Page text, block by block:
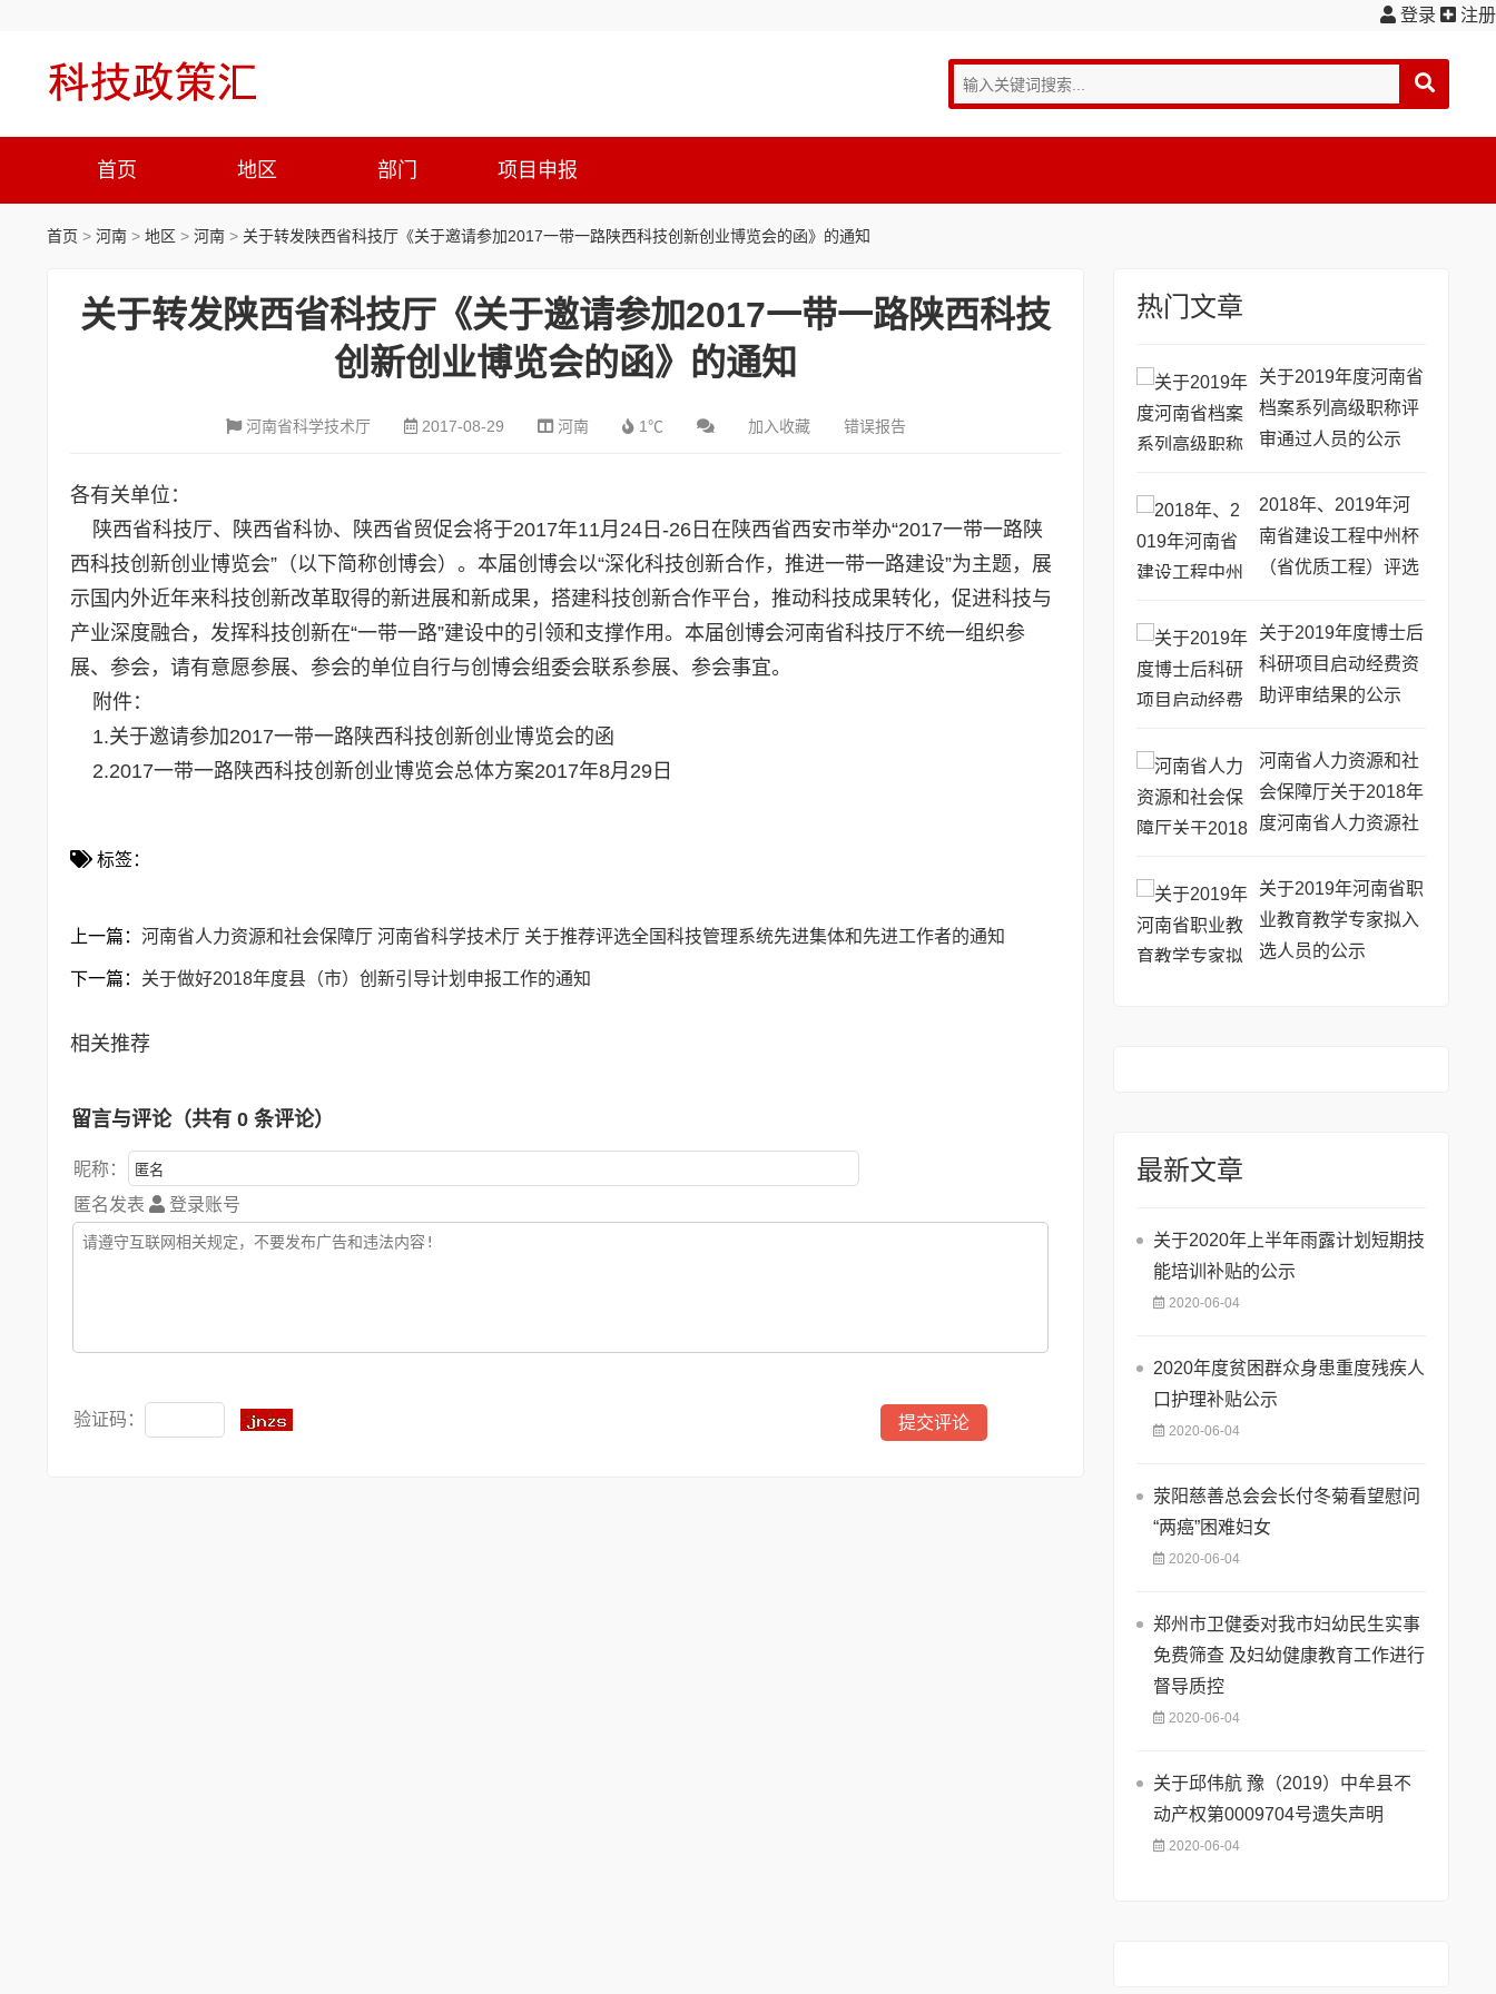
登录 注册
首页 地区 部门 项目申报
首页 > 河南 > 地区 > 河南 > 关于转发陕西省科技厅《关于邀请参加2017一带一路陕西科技创新创业博览会的函》的通知
关于转发陕西省科技厅《关于邀请参加2017一带一路陕西科技
创新创业博览会的函》的通知
河南省科学技术厅 2017-08-29 河南 1℃ 加入收藏 错误报告
各有关单位：
陕西省科技厅、陕西省科协、陕西省贸促会将于2017年11月24日-26日在陕西省西安市举办“2017一带一路陕
西科技创新创业博览会”（以下简称创博会）。本届创博会以“深化科技创新合作，推进一带一路建设”为主题，展
示国内外近年来科技创新改革取得的新进展和新成果，搭建科技创新合作平台，推动科技成果转化，促进科技与
产业深度融合，发挥科技创新在“一带一路”建设中的引领和支撑作用。本届创博会河南省科技厅不统一组织参
展、参会，请有意愿参展、参会的单位自行与创博会组委会联系参展、参会事宜。
附件：
1.关于邀请参加2017一带一路陕西科技创新创业博览会的函
2.2017一带一路陕西科技创新创业博览会总体方案2017年8月29日
标签：
上一篇： 河南省人力资源和社会保障厅 河南省科学技术厅 关于推荐评选全国科技管理系统先进集体和先进工作者的通知
下一篇： 关于做好2018年度县（市）创新引导计划申报工作的通知
相关推荐
留言与评论（共有 0 条评论）
昵称：
匿名发表
登录账号
验证码：
热门文章
关于2019年度河南省
档案系列高级职称评
审通过人员的公示
2018年、2019年河
南省建设工程中州杯
（省优质工程）评选
关于2019年度博士后
科研项目启动经费资
助评审结果的公示
河南省人力资源和社
会保障厅关于2018年
度河南省人力资源社
的通报
关于2019年河南省职
业教育教学专家拟入
选人员的公示
最新文章
关于2020年上半年雨露计划短期技
能培训补贴的公示
2020-06-04
2020年度贫困群众身患重度残疾人
口护理补贴公示
2020-06-04
荥阳慈善总会会长付冬菊看望慰问
“两癌”困难妇女
2020-06-04
郑州市卫健委对我市妇幼民生实事
免费筛查 及妇幼健康教育工作进行
督导质控
2020-06-04
关于邱伟航 豫（2019）中牟县不
动产权第0009704号遗失声明
2020-06-04